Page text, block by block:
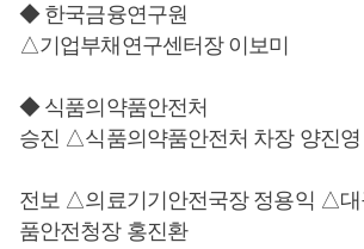
◆ 한국금융연구원
△기업부채연구센터장 이보미
◆ 식품의약품안전처
승진 △식품의약품안전처 차장 양진영
전보 △의료기기안전국장 정용익 △대
품안전청장 홍진환